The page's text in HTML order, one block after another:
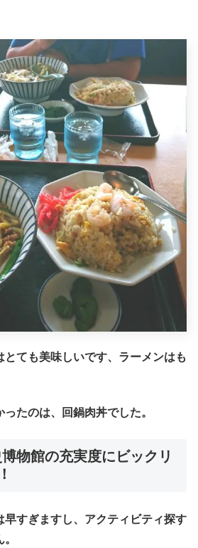
ても美味しいです、ラーメンはも
たのは、回鍋肉丼でした。
物館の充実度にビックリ
早すぎますし、アクティビティ探す